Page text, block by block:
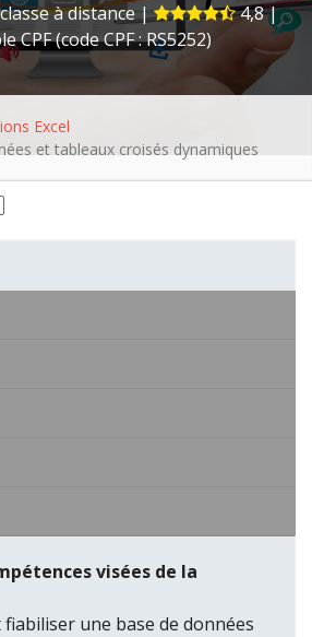
à distance |
4,8 |
CPF (code CPF : RS5252)
Excel
et tableaux croisés dynamiques
visées de la
une base de données